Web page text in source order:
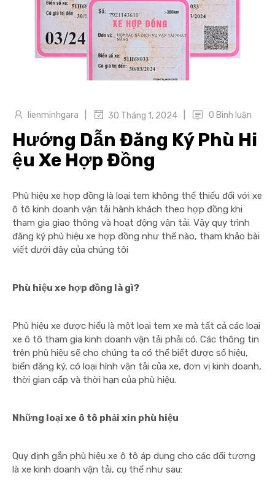
lienminhgara 30 Tháng 1, 2024 0 Bình luận
Hướng Dẫn Đăng Ký Phù Hi
ệu Xe Hợp Đồng
Phù hiệu xe hợp đồng là loại tem không thể thiếu đối với xe
ô tô kinh doanh vận tải hành khách theo hợp đồng khi
tham gia giao thông và hoạt động vận tải. Vậy quy trình
đăng ký phù hiệu xe hợp đồng như thế nào, tham khảo bài
viết dưới đây của chúng tôi
Phù hiệu xe hợp đồng là gì?
Phù hiệu xe được hiểu là một loại tem xe mà tất cả các loại
xe ô tô tham gia kinh doanh vận tải phải có. Các thông tin
trên phù hiệu sẽ cho chúng ta có thể biết được số hiệu,
biển đăng ký, có loại hình vận tải của xe, đơn vị kinh doanh,
thời gian cấp và thời hạn của phù hiệu.
Những loại xe ô tô phải xin phù hiệu
Quy định gắn phù hiệu xe ô tô áp dụng cho các đối tượng
là xe kinh doanh vận tải, cụ thể như sau: